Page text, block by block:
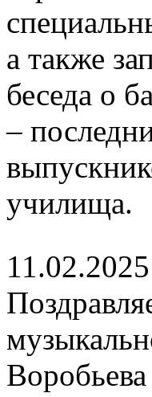
а также
беседа о
–
училища.
11.02.2025
Воробьева